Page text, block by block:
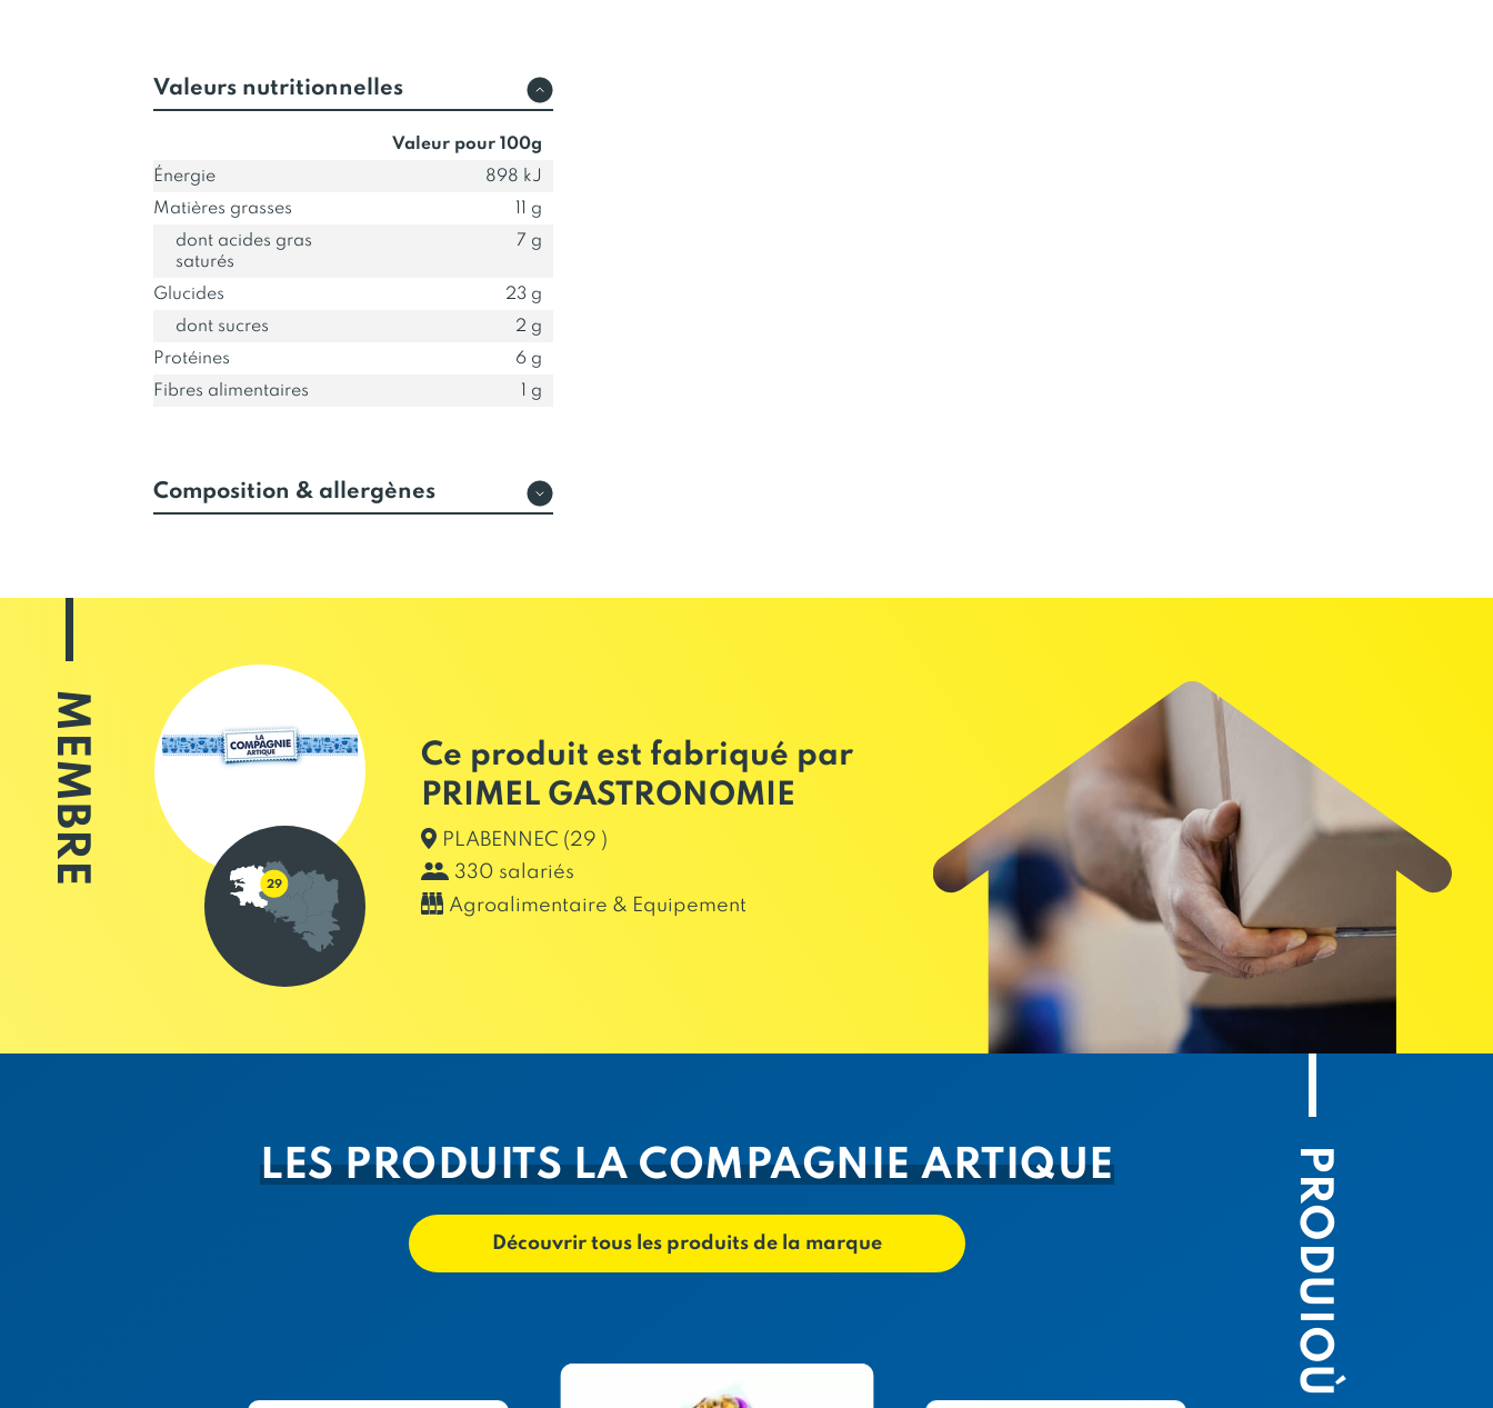
Valeurs nutritionnelles
Valeur pour 100g
Énergie
898 kJ
Matières grasses
11 g
dont acides gras
saturés
7 g
Glucides
23 g
dont sucres
2 g
Protéines
6 g
Fibres alimentaires
1 g
Composition & allergènes
MEMBRE
Ce produit est fabriqué par
PRIMEL GASTRONOMIE
PLABENNEC (29 )
330 salariés
Agroalimentaire & Equipement
PRODUIOÙ
LES PRODUITS LA COMPAGNIE ARTIQUE
Découvrir tous les produits de la marque